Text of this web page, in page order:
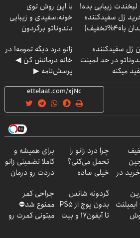
لبخندت زیبایی بده!
ژل سفیدکننده
با40%تخفیف)
با این روش توی
خونه،سفیدی و زیبایی
دندوناتو برگردون
ژل سفیدکننده
در حد لمینت
میکنه
زانو درد دیگه تمومه! در
خانه درمانش کن ◀
پرسش‌نامه ▶
در
چرا درد زانو را
تحمل می‌کنی؟
خیلی ساده
کن
برای همیشه و
کاملا تضمینی زانو
دردت رو درمان
نامه ▶
گردونه شانس
بدون پوچ از PS5
تا آیفون17 و بیت
جراحی کمر
ممنوع شد⛔
میتونی کمرت رو